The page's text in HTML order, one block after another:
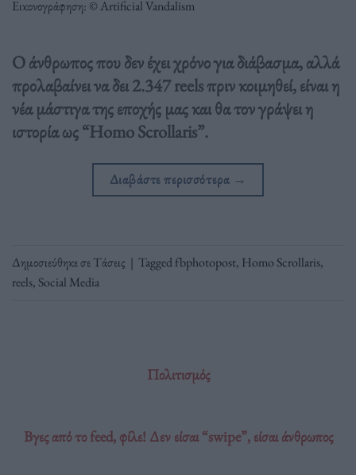
Εικονογράφηση: © Artificial Vandalism
Ο άνθρωπος που δεν έχει χρόνο για διάβασμα, αλλά
προλαβαίνει να δει 2.347 reels πριν κοιμηθεί, είναι η
νέα μάστιγα της εποχής μας και θα τον γράψει η
ιστορία ως “Ηomo Scrollaris”.
Διαβάστε περισσότερα →
Δημοσιεύθηκε σεΤάσεις | Taggedfbphotopost, Homo Scrollaris,
reels, Social Media
Πολιτισμός
Βγες από το feed, φίλε! Δεν είσαι “swipe”, είσαι άνθρωπος